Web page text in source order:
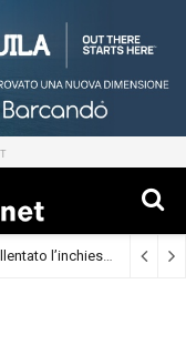
e foil (Cronaca)